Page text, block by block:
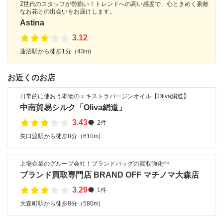
Z世代のスタッフが勢揃い！トレンドへの高い感度で、心ときめく素敵
なお花との出会いをお届けします。
Astina
3.12
蓮沼駅から徒歩1分（43m)
お近くのお店
日常的に使おう本物のエキストラバージンオイル【Oliva絹道】
中南貿易シルク「Oliva絹道」
3.43
2件
矢口渡駅から徒歩8分（610m)
上場企業のグループ会社！ブランドバッグの買取強化中
ブランド買取専門店 BRAND OFF マチノマ大森店
3.29
1件
大森町駅から徒歩8分（580m)